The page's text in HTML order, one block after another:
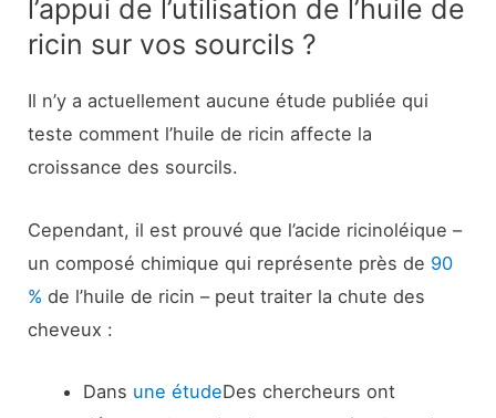
l’appui de l’utilisation de l’huile de
ricin sur vos sourcils ?
Il n’y a actuellement aucune étude publiée qui
teste comment l’huile de ricin affecte la
croissance des sourcils.
Cependant, il est prouvé que l’acide ricinoléique –
un composé chimique qui représente près de 90
% de l’huile de ricin – peut traiter la chute des
cheveux :
Dans une étudeDes chercheurs ont